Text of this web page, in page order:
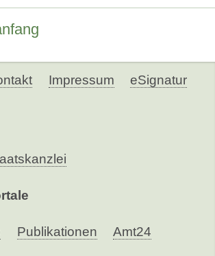
Impressum eSignatur
Publikationen Amt24